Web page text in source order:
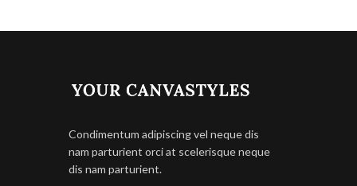
Condimentum adipiscing vel neque dis
nam parturient orci at scelerisque neque
dis nam parturient.